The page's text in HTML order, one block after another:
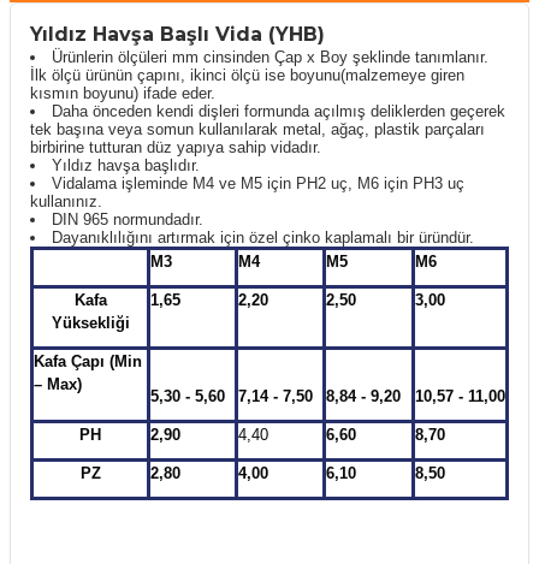
Yıldız Havşa Başlı Vida (YHB)
Ürünlerin ölçüleri mm cinsinden Çap x Boy şeklinde tanımlanır.
İlk ölçü ürünün çapını, ikinci ölçü ise boyunu(malzemeye giren
kısmın boyunu) ifade eder.
Daha önceden kendi dişleri formunda açılmış deliklerden geçerek
tek başına veya somun kullanılarak metal, ağaç, plastik parçaları
birbirine tutturan düz yapıya sahip vidadır.
Yıldız havşa başlıdır.
Vidalama işleminde M4 ve M5 için PH2 uç, M6 için PH3 uç
kullanınız.
DIN 965 normundadır.
Dayanıklılığını artırmak için özel çinko kaplamalı bir üründür.
M3
M4 M5 M6
Kafa
Yüksekliği
1,65 2,20 2,50 3,00
Kafa Çapı (Min
– Max)
5,30 - 5,60 7,14 - 7,50 8,84 - 9,20 10,57 - 11,00
PH 2,90 4,40 6,60 8,70
PZ 2,80 4,00 6,10 8,50